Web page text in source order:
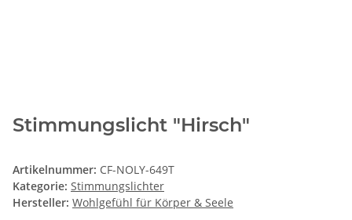
Stimmungslicht "Hirsch"
Artikelnummer: CF-NOLY-649T
Kategorie: Stimmungslichter
Hersteller: Wohlgefühl für Körper & Seele